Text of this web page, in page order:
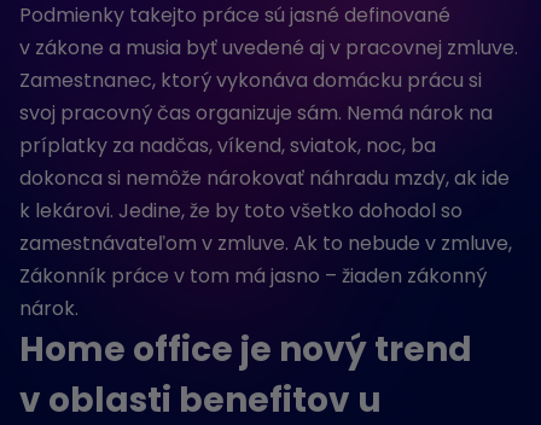
Podmienky takejto práce sú jasné definované
v zákone a musia byť uvedené aj v pracovnej zmluve.
Zamestnanec, ktorý vykonáva domácku prácu si
svoj pracovný čas organizuje sám. Nemá nárok na
príplatky za nadčas, víkend, sviatok, noc, ba
dokonca si nemôže nárokovať náhradu mzdy, ak ide
k lekárovi. Jedine, že by toto všetko dohodol so
zamestnávateľom v zmluve. Ak to nebude v zmluve,
Zákonník práce v tom má jasno – žiaden zákonný
nárok.
Home office je nový trend
v oblasti benefitov u